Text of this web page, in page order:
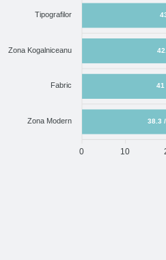
41
38.3
Tipografilor
Zona Kogalniceanu
Fabric
Zona Modern
10
0